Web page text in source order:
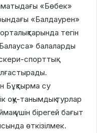
«Бөбек»
«Балдаурен»
тегін
балаларды
спорттық
Бұқтырма су
оқу-танымдық турлар
үшін бірегей бағыт
өткізілмек.